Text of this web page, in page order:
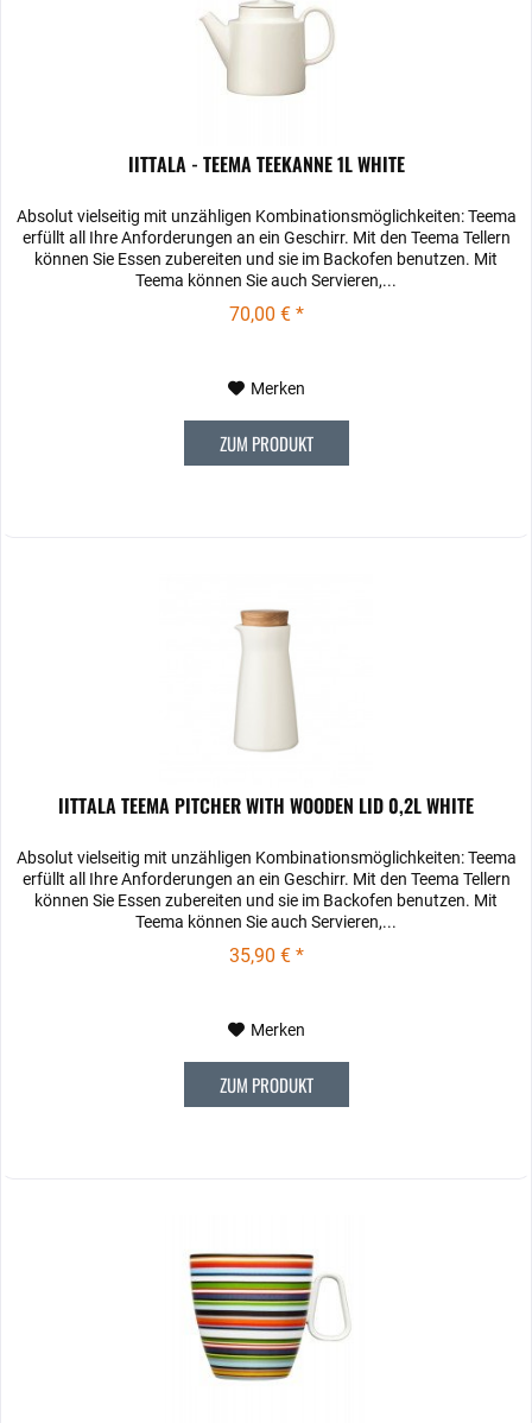
IITTALA - TEEMA TEEKANNE 1L WHITE
Absolut vielseitig mit unzähligen Kombinationsmöglichkeiten: Teema
erfüllt all Ihre Anforderungen an ein Geschirr. Mit den Teema­ Tellern
können Sie Essen zubereiten und sie im Backofen benutzen. Mit
Teema können Sie auch Servieren,...
70,00 € *
Merken
ZUM PRODUKT
IITTALA TEEMA PITCHER WITH WOODEN LID 0,2L WHITE
Absolut vielseitig mit unzähligen Kombinationsmöglichkeiten: Teema
erfüllt all Ihre Anforderungen an ein Geschirr. Mit den Teema­ Tellern
können Sie Essen zubereiten und sie im Backofen benutzen. Mit
Teema können Sie auch Servieren,...
35,90 € *
Merken
ZUM PRODUKT